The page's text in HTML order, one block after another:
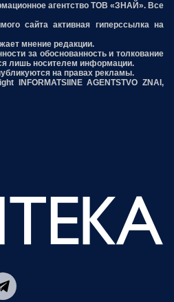
агентство ТОВ «ЗНАЙ». Все
сайта активная гиперссылка на
мнение редакции.
за обоснованность и толкование
лишь носителем информации.
на правах рекламы.
INFORMATSIINE AGENTSTVO ZNAI,